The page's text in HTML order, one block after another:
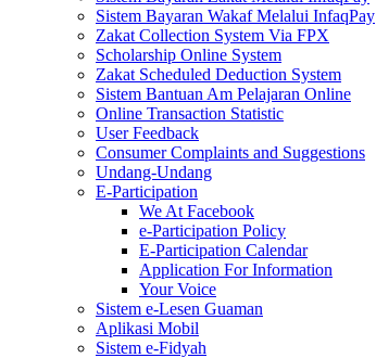
Sistem Bayaran Wakaf Melalui InfaqPay
Zakat Collection System Via FPX
Scholarship Online System
Zakat Scheduled Deduction System
Sistem Bantuan Am Pelajaran Online
Online Transaction Statistic
User Feedback
Consumer Complaints and Suggestions
Undang-Undang
E-Participation
We At Facebook
e-Participation Policy
E-Participation Calendar
Application For Information
Your Voice
Sistem e-Lesen Guaman
Aplikasi Mobil
Sistem e-Fidyah